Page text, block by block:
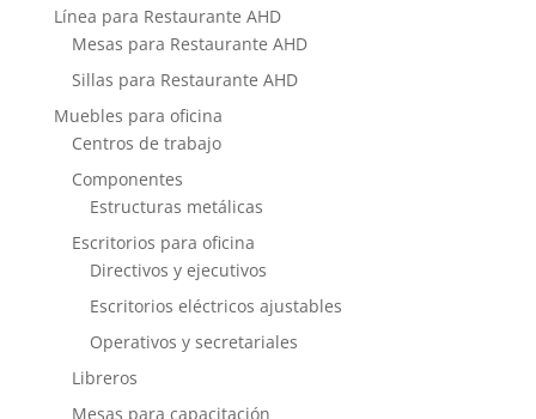
Línea para Restaurante AHD
Mesas para Restaurante AHD
Sillas para Restaurante AHD
Muebles para oficina
Centros de trabajo
Componentes
Estructuras metálicas
Escritorios para oficina
Directivos y ejecutivos
Escritorios eléctricos ajustables
Operativos y secretariales
Libreros
Mesas para capacitación